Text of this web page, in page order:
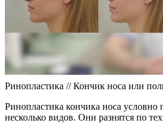
Ринопластика // Кончик носа или
Ринопластика кончика носа условно
несколько видов. Они разнятся по